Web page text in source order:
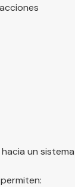
un sistema